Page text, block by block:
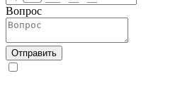
Вопрос
Отправить